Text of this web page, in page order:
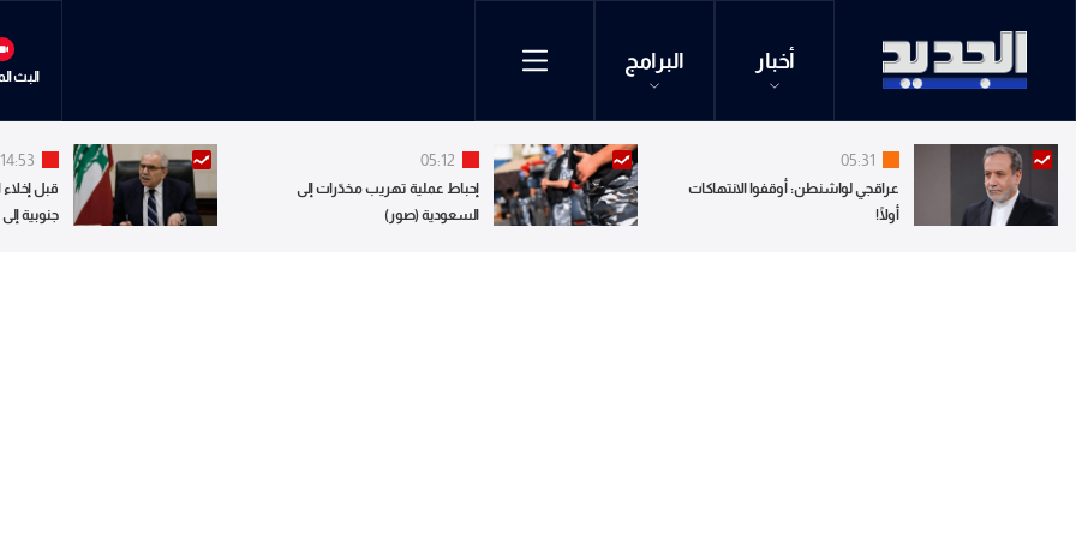
أخبار البرامج
البث
05:31
عراقجي لواشنطن: أوقفوا الانتهاكات
أولًا!
05:12
إحباط عملية تهريب مخدّرات إلى
السعودية (صور)
14:53
قبل إخلاء
جنوبية